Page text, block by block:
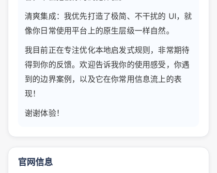
清爽集成：我优先打造了极简、不干扰的 UI，就
像你日常使用平台上的原生层级一样自然。
我目前正在专注优化本地启发式规则，非常期待
得到你的反馈。欢迎告诉我你的使用感受，你遇
到的边界案例，以及它在你常用信息流上的表
现！
谢谢体验！
官网信息